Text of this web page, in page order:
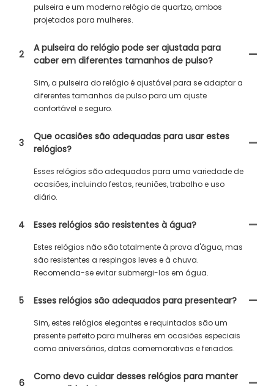
pulseira e um moderno relógio de quartzo, ambos
projetados para mulheres.
2
A pulseira do relógio pode ser ajustada para
caber em diferentes tamanhos de pulso?
Sim, a pulseira do relógio é ajustável para se adaptar a
diferentes tamanhos de pulso para um ajuste
confortável e seguro.
3
Que ocasiões são adequadas para usar estes
relógios?
Esses relógios são adequados para uma variedade de
ocasiões, incluindo festas, reuniões, trabalho e uso
diário.
4 Esses relógios são resistentes à água?
Estes relógios não são totalmente à prova d'água, mas
são resistentes a respingos leves e à chuva.
Recomenda-se evitar submergi-los em água.
5 Esses relógios são adequados para presentear?
Sim, estes relógios elegantes e requintados são um
presente perfeito para mulheres em ocasiões especiais
como aniversários, datas comemorativas e feriados.
6
Como devo cuidar desses relógios para manter